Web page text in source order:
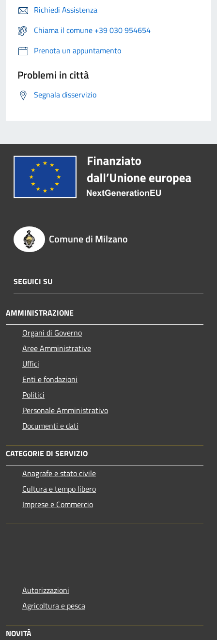
Richiedi Assistenza
Chiama il comune +39 030 954654
Prenota un appuntamento
Problemi in città
Segnala disservizio
Comune di Milzano
SEGUICI SU
AMMINISTRAZIONE
Organi di Governo
Aree Amministrative
Uffici
Enti e fondazioni
Politici
Personale Amministrativo
Documenti e dati
CATEGORIE DI SERVIZIO
Anagrafe e stato civile
Cultura e tempo libero
Imprese e Commercio
Autorizzazioni
Agricoltura e pesca
NOVITÀ